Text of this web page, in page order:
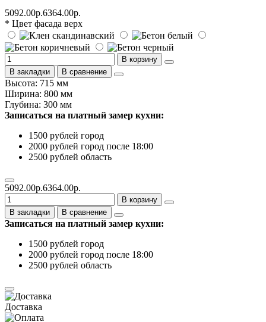
5092.00р.6364.00р.
* Цвет фасада верх
В корзину
В закладки
В сравнение
Высота: 715 мм
Ширина: 800 мм
Глубина: 300 мм
Записаться на платный замер кухни:
1500 рублей город
2000 рублей город после 18:00
2500 рублей область
5092.00р.6364.00р.
В корзину
В закладки
В сравнение
Записаться на платный замер кухни:
1500 рублей город
2000 рублей город после 18:00
2500 рублей область
Доставка